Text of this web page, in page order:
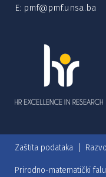
E: pmf@pmf.unsa.ba
Zaštita podataka
Prirodno-matematički